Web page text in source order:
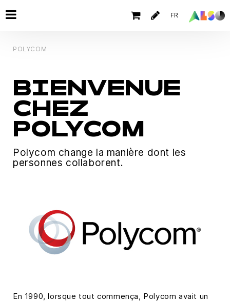
FR
POLYCOM
BIENVENUE
CHEZ
POLYCOM
Polycom change la manière dont les
personnes collaborent.
En 1990, lorsque tout commença, Polycom avait un